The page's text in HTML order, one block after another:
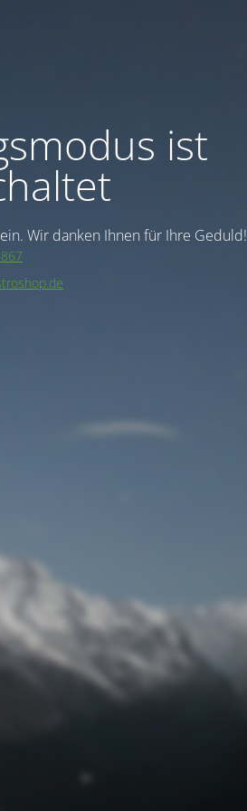
ist
Wir danken Ihnen für Ihre Geduld!